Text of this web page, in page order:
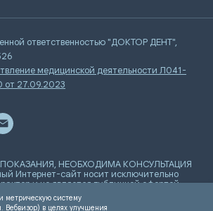
ответственностью "ДОКТОР ДЕНТ",
медицинской деятельности Л041-
27.09.2023
НЕОБХОДИМА КОНСУЛЬТАЦИЯ
Интернет-сайт носит исключительно
и не является публичной офертой,
Статьи 437 Гражданского
метрическую систему
Вебвизор) в целях улучшения